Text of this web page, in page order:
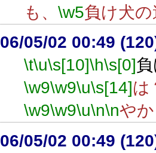
も、 \w5負け犬
06/05/02 00:49
\t\u\s[10]\h\s[0]
\w9\w9\u\s[14]は
\w9\w9\u\n\nや
06/05/02 00:49